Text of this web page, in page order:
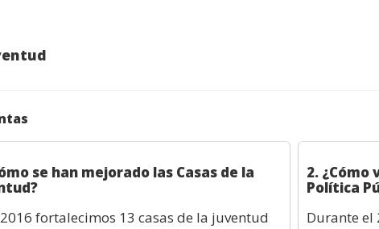
se han mejorado las Casas de la
fortalecimos 13 casas de la juventud
2. ¿Cómo
Política
Durante el